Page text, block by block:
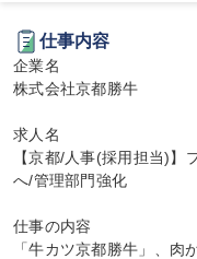
仕事内容
企業名
株式会社京都勝牛
求人名
【京都/人事(採用担当)】
へ/管理部門強化
仕事の内容
「牛カツ京都勝牛」、